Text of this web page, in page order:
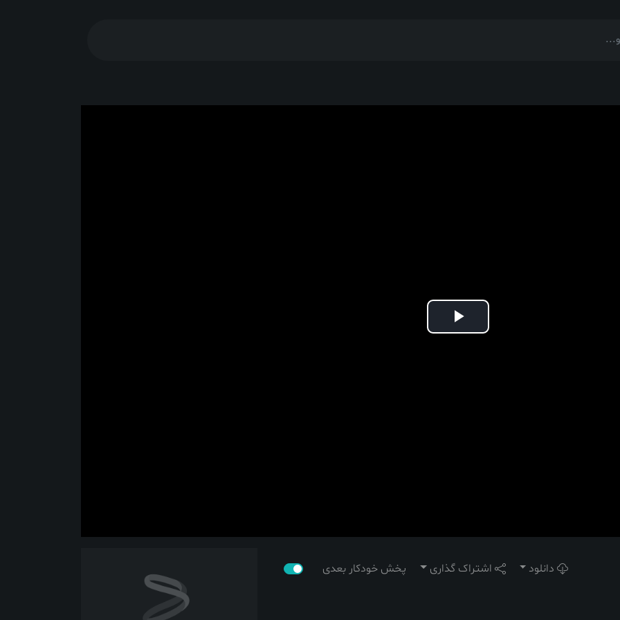
Play
دانلود اشتراک گذاری پخش خودکار بعدی